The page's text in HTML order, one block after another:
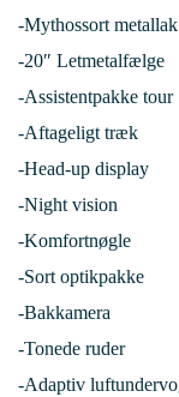
-Mythossort metallak
-20″ Letmetalfælge
-Assistentpakke tour
-Aftageligt træk
-Head-up display
-Night vision
-Komfortnøgle
-Sort optikpakke
-Bakkamera
-Tonede ruder
-Adaptiv